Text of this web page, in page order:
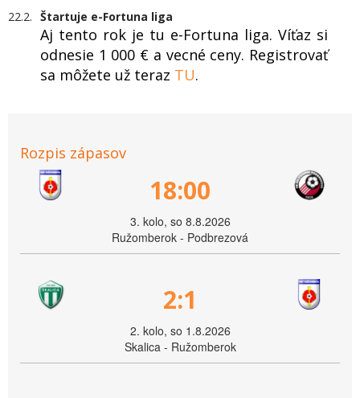
22.2. Štartuje e-Fortuna liga
Aj tento rok je tu e-Fortuna liga. Víťaz si
odnesie 1 000 € a vecné ceny. Registrovať
sa môžete už teraz TU.
Rozpis zápasov
18:00
3. kolo, so 8.8.2026
Ružomberok - Podbrezová
2:1
2. kolo, so 1.8.2026
Skalica - Ružomberok